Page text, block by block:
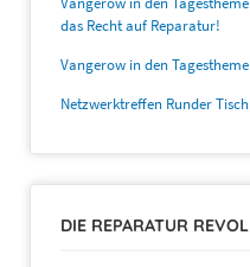
das Recht auf Reparatur!
Vangerow in den
Netzwerktreffen Runder
DIE REPARATUR